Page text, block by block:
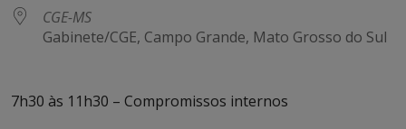
CGE-MS
Gabinete/CGE, Campo Grande, Mato Grosso do Sul
7h30 às 11h30 – Compromissos internos